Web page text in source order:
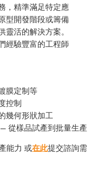
，精準滿足特定應
型開發階段或籌備
活的解決方案。
經驗豐富的工程師
膜定制等
控制
幾何形狀加工
從樣品試產到批量生產
能力 或在此提交諮詢需